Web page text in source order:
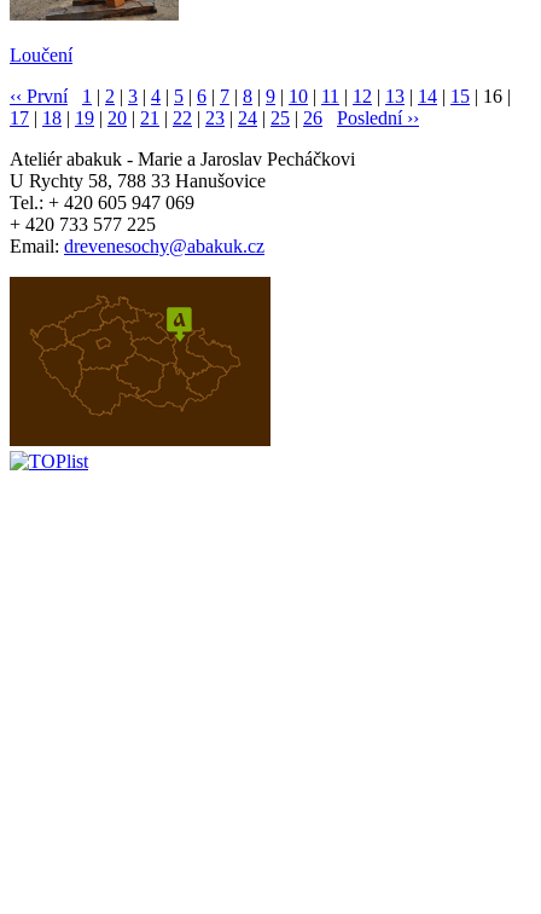
Loučení
‹‹ První
1 | 2 | 3 | 4 | 5 | 6 | 7 | 8 | 9 | 10 | 11 | 12 | 13 | 14 | 15 | 16 |
17 | 18 | 19 | 20 | 21 | 22 | 23 | 24 | 25 | 26
Poslední ››
Ateliérabakuk - Marie a Jaroslav Pecháčkovi
U Rychty 58, 788 33 Hanušovice
Tel.: + 420 605 947 069
+ 420 733 577 225
Email: drevenesochy@abakuk.cz